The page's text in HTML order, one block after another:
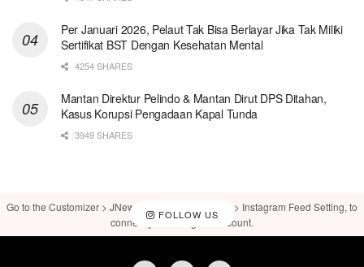
Per Januari 2026, Pelaut Tak Bisa Berlayar Jika Tak Miliki
Sertifikat BST Dengan Kesehatan Mental
4254 SHARES
Mantan Direktur Pelindo & Mantan Dirut DPS Ditahan,
Kasus Korupsi Pengadaan Kapal Tunda
3949 SHARES
FOLLOW US
Go to the Customizer > JNews : Social, Like & View > Instagram Feed Setting, to
connect your Instagram account.